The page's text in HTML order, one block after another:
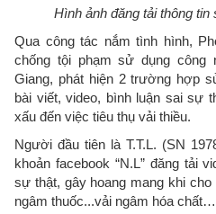
Hình ảnh đăng tải thông
Qua công tác nắm tình hình,
chống tội phạm sử dụng công
Giang, phát hiện 2 trường hợp
bài viết, video, bình luận sai sự
xấu đến việc tiêu thụ vải thiều.
Người đầu tiên là T.T.L. (SN
khoản facebook “N.L” đăng tải
sự thật, gây hoang mang khi
ngâm thuốc...vải ngâm hóa